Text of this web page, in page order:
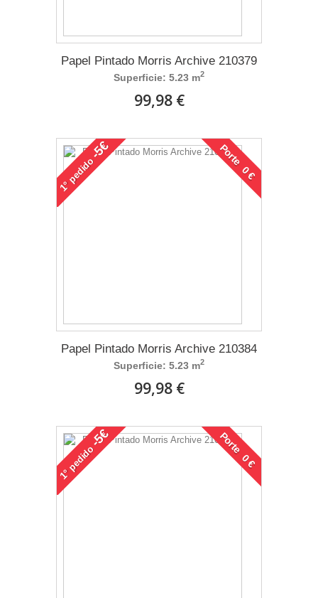
Papel Pintado Morris Archive 210379
Superficie: 5.23 m2
99,98 €
1°
pedido
-5€ Porte 0 €
Papel Pintado Morris Archive 210384
Superficie: 5.23 m2
99,98 €
1°
pedido
-5€ Porte 0 €